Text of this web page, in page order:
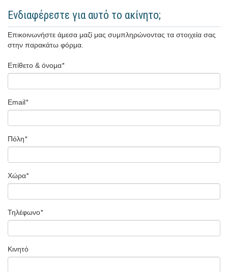
Ενδιαφέρεστε για αυτό το ακίνητο;
Επικοινωνήστε άμεσα μαζί μας συμπληρώνοντας τα στοιχεία σας
στην παρακάτω φόρμα.
Επίθετο & όνομα*
Email*
Πόλη*
Χώρα*
Τηλέφωνο*
Κινητό